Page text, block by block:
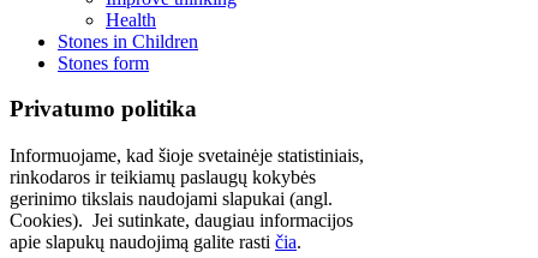
Health
Stones in Children
Stones form
Privatumo politika
Informuojame, kad šioje svetainėje statistiniais,
rinkodaros ir teikiamų paslaugų kokybės
gerinimo tikslais naudojami slapukai (angl.
Cookies). Jei sutinkate, daugiau informacijos
apie slapukų naudojimą galite rasti čia.